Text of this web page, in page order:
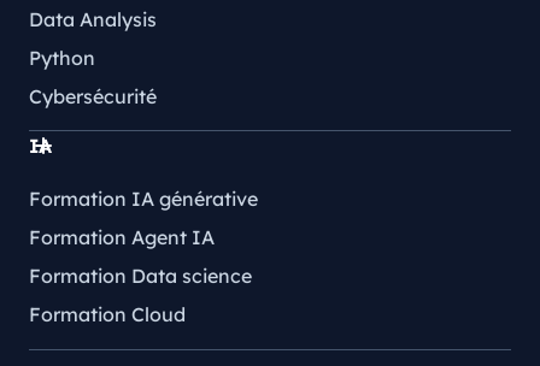
Data Analysis
Python
Cybersécurité
IA
Formation IA générative
Formation Agent IA
Formation Data science
Formation Cloud